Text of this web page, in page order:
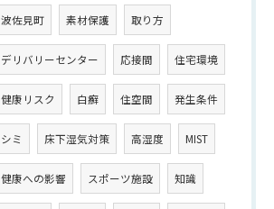
波佐見町 素材保護 取り方
デリバリーセンター 応接間 住宅環境
健康リスク 白癬 住空間 発生条件
シミ 床下湿気対策 高湿度 MIST
健康への影響 スポーツ施設 知識